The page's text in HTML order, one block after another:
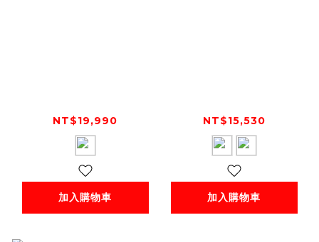
AIRFLOW
LEATHER JACKET
兩件式皮衣外套
NT$19,990
加入購物車
AIRFLOW
LEATHER JACKET
兩件式皮衣外套
NT$15,530
加入購物車